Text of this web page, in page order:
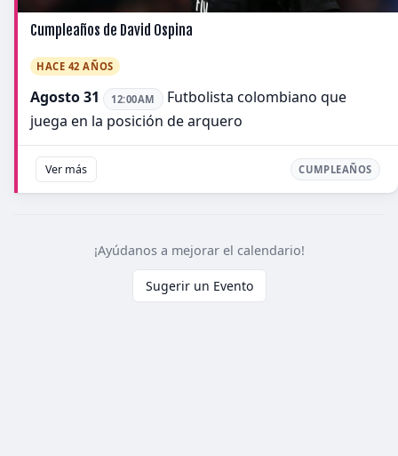
Cumpleaños de David Ospina
HACE 42 AÑOS
Agosto 31 12:00AM
Futbolista colombiano que
juega en la posición de arquero
Ver más CUMPLEAÑOS
¡Ayúdanos a mejorar el calendario!
Sugerir un Evento